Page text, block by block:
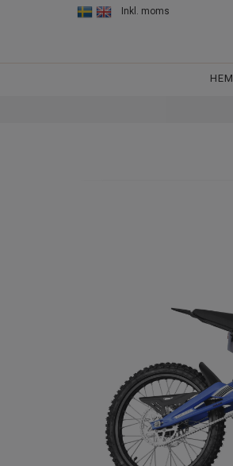
Inkl. moms
HEM